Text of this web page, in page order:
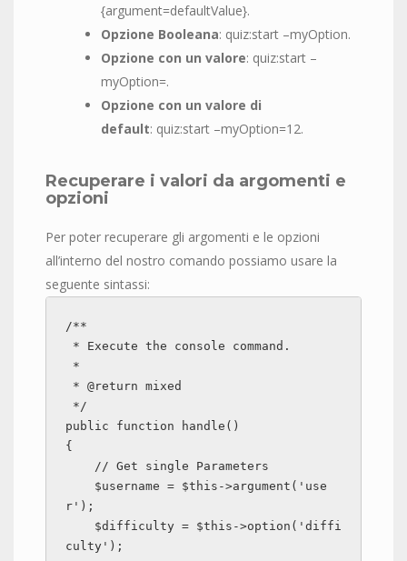
{argument=defaultValue}.
Opzione Booleana: quiz:start –myOption.
Opzione con un valore: quiz:start –
myOption=.
Opzione con un valore di
default: quiz:start –myOption=12.
Recuperare i valori da argomenti e
opzioni
Per poter recuperare gli argomenti e le opzioni
all’interno del nostro comando possiamo usare la
seguente sintassi:
/**
public function handle()
{
r');
culty');